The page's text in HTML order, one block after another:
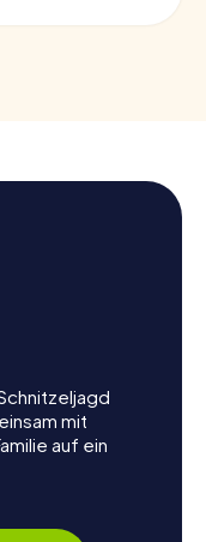
mit
auf ein